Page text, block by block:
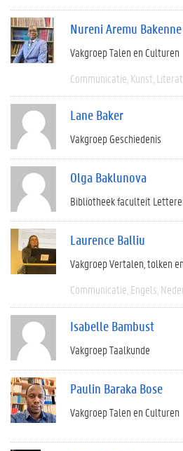
Nureni Aremu Bakenne
Vakgroep Talen en Culturen
Communicatie Kunst
Lane Baker
Vakgroep Geschiedenis
Olga Baklunova
Bibliotheek faculteit
Laurence Balliu
Vakgroep Vertalen, tolken
Communicatie Engels
Isabelle Bambust
Vakgroep Taalkunde
Paulin Baraka Bose
Vakgroep Talen en Culturen